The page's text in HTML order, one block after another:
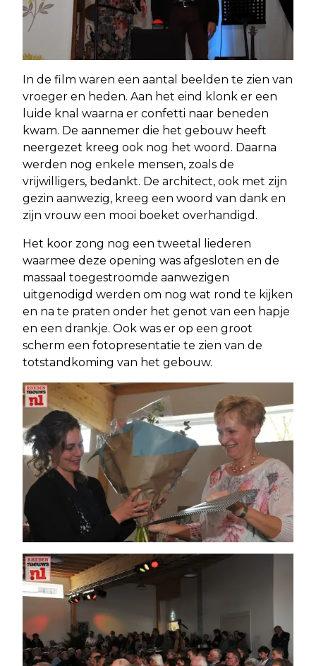
In de film waren een aantal beelden te zien van
vroeger en heden. Aan het eind klonk er een
luide knal waarna er confetti naar beneden
kwam. De aannemer die het gebouw heeft
neergezet kreeg ook nog het woord. Daarna
werden nog enkele mensen, zoals de
vrijwilligers, bedankt. De architect, ook met zijn
gezin aanwezig, kreeg een woord van dank en
zijn vrouw een mooi boeket overhandigd.
Het koor zong nog een tweetal liederen
waarmee deze opening was afgesloten en de
massaal toegestroomde aanwezigen
uitgenodigd werden om nog wat rond te kijken
en na te praten onder het genot van een hapje
en een drankje. Ook was er op een groot
scherm een fotopresentatie te zien van de
totstandkoming van het gebouw.